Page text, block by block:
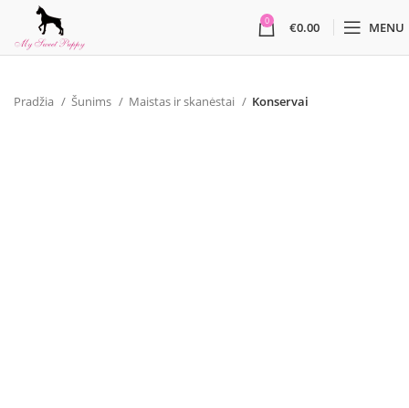
0 €0.00 MENU
Pradžia Šunims Maistas ir skanėstai Konservai